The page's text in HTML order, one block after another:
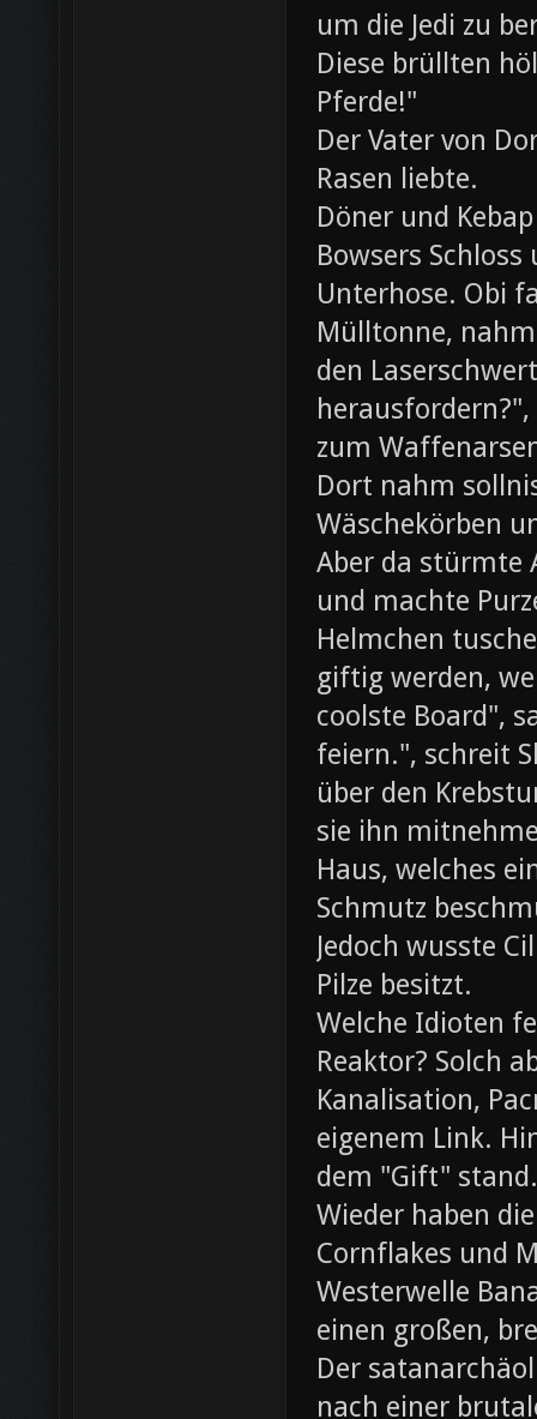
um die Jedi zu
Diese brüllten
Pferde!"
Der Vater von
Rasen liebte.
Döner und
Bowsers
Unterhose. Obi
Mülltonne,
den
zum
Dort nahm
Wäschekörben
Aber da stürmte
und machte
Helmchen
giftig werden,
coolste Board",
feiern.", schreit
über den
sie ihn
Haus, welches
Schmutz
Jedoch wusste
Pilze besitzt.
Welche Idioten
Reaktor? Solch
Kanalisation,
eigenem Link.
dem "Gift" stand.
Wieder haben
Cornflakes und
Westerwelle
einen großen,
Der
nach einer